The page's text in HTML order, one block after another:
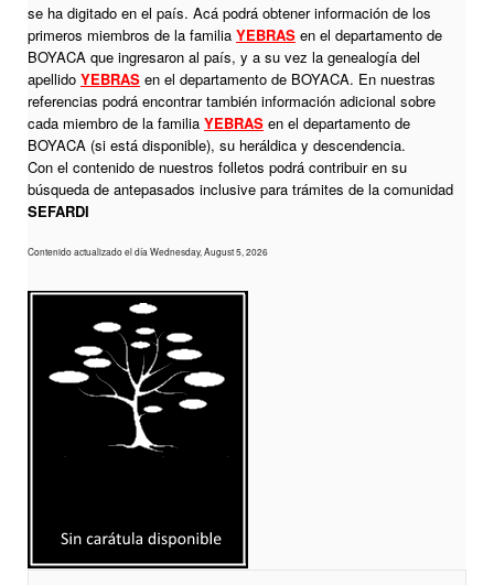
se ha digitado en el país. Acá podrá obtener información de los
primeros miembros de la familia YEBRAS en el departamento de
BOYACA que ingresaron al país, y a su vez la genealogía del
apellido YEBRAS en el departamento de BOYACA. En nuestras
referencias podrá encontrar también información adicional sobre
cada miembro de la familia YEBRAS en el departamento de
BOYACA (si está disponible), su heráldica y descendencia.
Con el contenido de nuestros folletos podrá contribuir en su
búsqueda de antepasados inclusive para trámites de la comunidad
SEFARDI
Contenido actualizado el día Wednesday, August 5, 2026